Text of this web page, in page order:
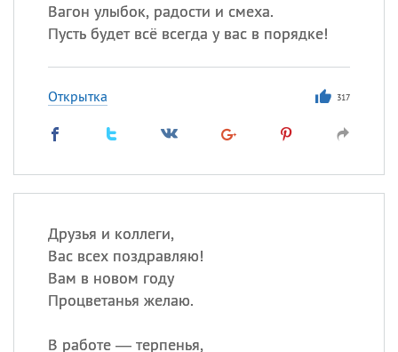
Вагон улыбок, радости и смеха.
Пусть будет всё всегда у вас в порядке!
Открытка 317
Друзья и коллеги,
Вас всех поздравляю!
Вам в новом году
Процветанья желаю.
В работе — терпенья,